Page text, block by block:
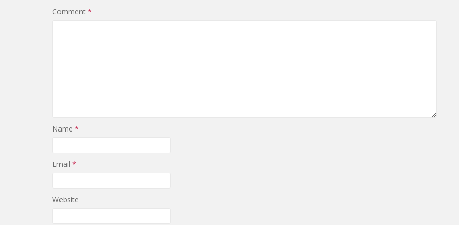
Comment *
Name *
Email *
Website